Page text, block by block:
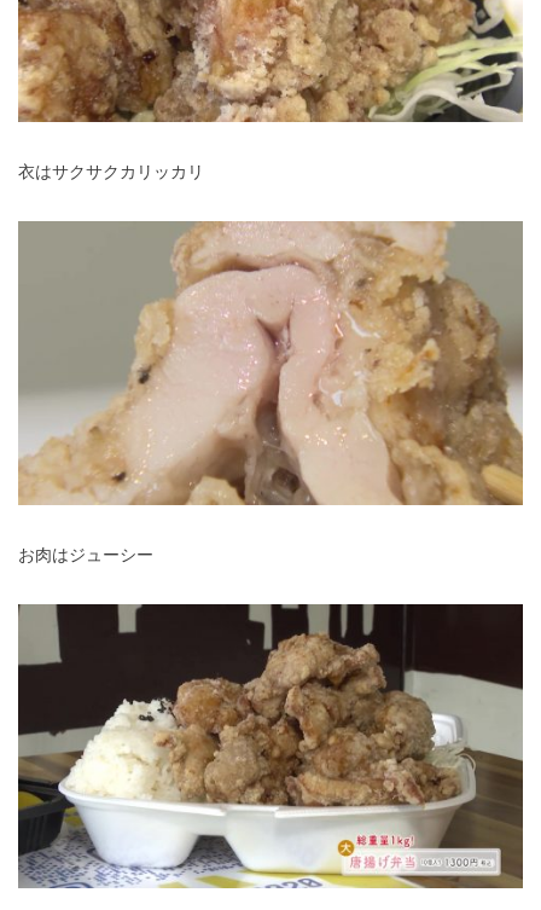
衣はサクサクカリッカリ
お肉はジューシー